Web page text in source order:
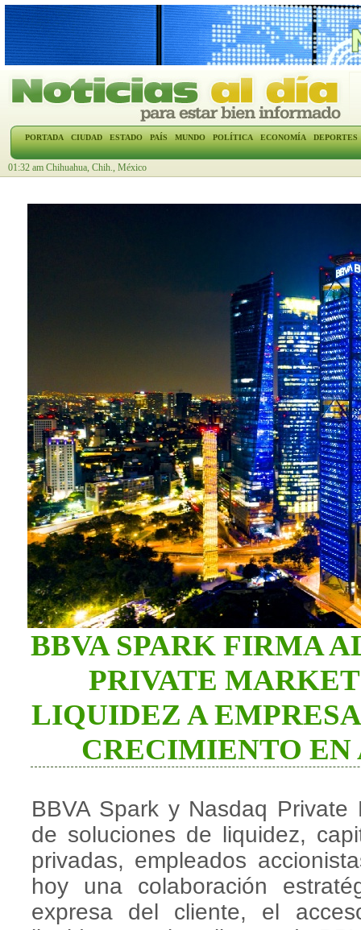
PORTADA CIUDAD ESTADO PAÍS MUNDO POLÍTICA ECONOMÍA DEPORTES
01:32 am Chihuahua, Chih., México
BBVA SPARK FIRMA
PRIVATE
LIQUIDEZ A
CRECIMIENTO
BBVA Spark y Nasdaq
de soluciones de liquidez,
privadas, empleados
hoy una colaboración
expresa del cliente, el